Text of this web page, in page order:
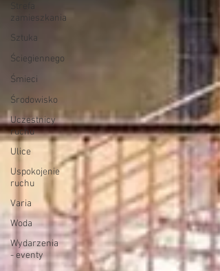
Strefa
zamieszkania
Sztuka
Ściegiennego
Śmieci
Środowisko
Uczestnicy
ruchu
Ulice
Uspokojenie
ruchu
Varia
Woda
Wydarzenia
- eventy